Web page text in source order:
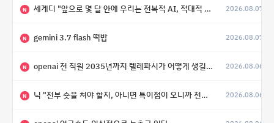
N 세게디 "앞으로 몇 달 안에 우리는 전복적 AI, 적대적 AI 둘 다 보게 될 것" 2026.08.07
N gemini 3.7 flash 떡밥 2026.08.07
N openai 전 직원 2035년까지 텔레파시가 어떻게 생길 수 있는지 2026.08.06
N 닉 "전부 숏을 쳐야 할지, 아니면 특이점이 오니까 전부 롱을 쳐야 할지 모르겠다.” 2026.08.06